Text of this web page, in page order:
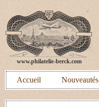
www.philatelie-berck.com
Accueil Nouveautés